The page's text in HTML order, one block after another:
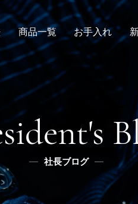
ーダー
会
商品一覧
デニムスーツ
メンズ
レディース
ふるさと納税
ふるさとチョイス
お手入れ
社長ブログ